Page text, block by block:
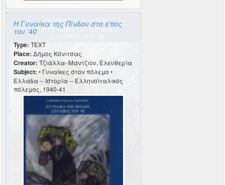
Η Γυναίκα της Πίνδου στο έπος
του ’40
Type: TEXT
Place: Δήμος Κόνιτσας
Creator: Τζιάλλα- Μάντζιου, Ελευθερία
Subject: • Γυναίκες στον πόλεμο •
Ελλάδα -- Ιστορία -- Ελληνοϊταλικός
πόλεμος, 1940-41